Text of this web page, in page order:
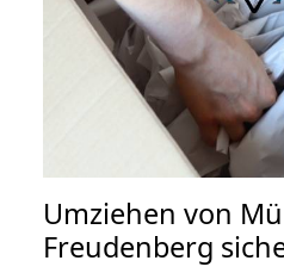
Umziehen von
Freudenberg